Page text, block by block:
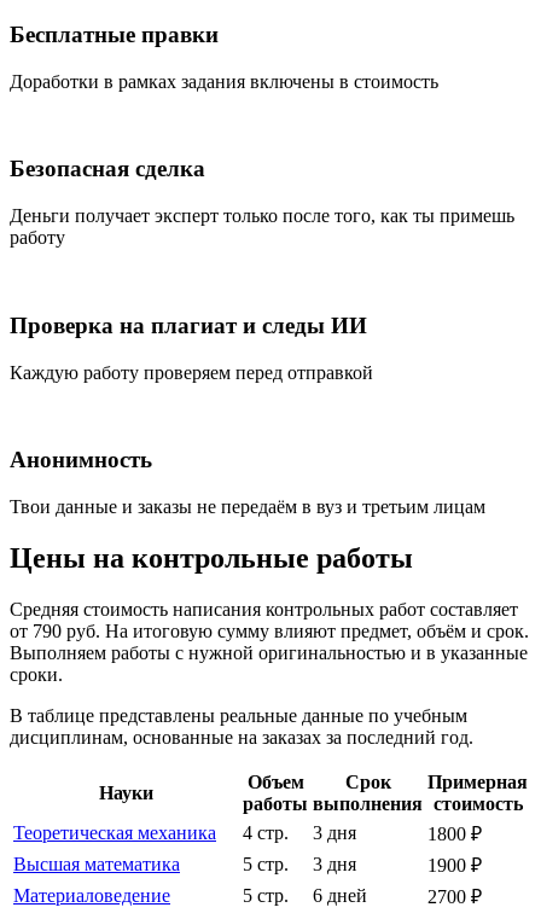
Бесплатные правки
Доработки в рамках задания включены в стоимость
Безопасная сделка
Деньги получает эксперт только после того, как ты примешь
работу
Проверка на плагиат и следы ИИ
Каждую работу проверяем перед отправкой
Анонимность
Твои данные и заказы не передаём в вуз и третьим лицам
Цены на контрольные работы
Средняя стоимость написания контрольных работ составляет
от 790 руб. На итоговую сумму влияют предмет, объём и срок.
Выполняем работы с нужной оригинальностью и в указанные
сроки.
В таблице представлены реальные данные по учебным
дисциплинам, основанные на заказах за последний год.
Науки
Объем
работы
Срок
выполнения
Примерная
стоимость
Теоретическая механика
4 стр. 3 дня
1800 ₽
Высшая математика
5 стр. 3 дня
1900 ₽
Материаловедение
5 стр. 6 дней
2700 ₽